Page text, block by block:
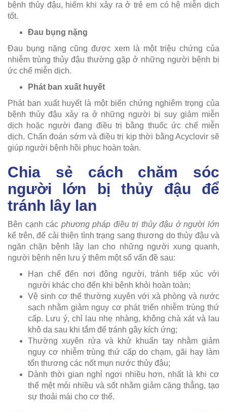
bệnh thủy đậu, hiếm khi xảy ra ở trẻ em có hệ miễn dịch
tốt.
Đau bụng nặng
Đau bụng nặng cũng được xem là một triệu chứng của
nhiễm trùng thủy đậu thường gặp ở những người bệnh bị
ức chế miễn dịch.
Phát ban xuất huyết
Phát ban xuất huyết là một biến chứng nghiêm trọng của
bệnh thủy đậu xảy ra ở những người bị suy giảm miễn
dịch hoặc người đang điều trị bằng thuốc ức chế miễn
dịch. Chẩn đoán sớm và điều trị kịp thời bằng Acyclovir sẽ
giúp người bệnh hồi phục hoàn toàn.
Chia sẻ cách chăm sóc
người lớn bị thủy đậu để
tránh lây lan
Bên cạnh các phương pháp điều trị thủy đậu ở người lớn
kể trên, để cải thiện tình trạng sang thương do thủy đậu và
ngăn chặn bệnh lây lan cho những người xung quanh,
người bệnh nên lưu ý thêm một số vấn đề sau:
Hạn chế đến nơi đông người, tránh tiếp xúc với
người khác cho đến khi bệnh khỏi hoàn toàn;
Vệ sinh cơ thể thường xuyên với xà phòng và nước
sạch nhằm giảm nguy cơ phát triển nhiễm trùng thứ
cấp. Lưu ý, chỉ lau nhẹ nhàng, không chà xát và lau
khô da sau khi tắm để tránh gây kích ứng;
Thường xuyên rửa và khử khuẩn tay nhằm giảm
nguy cơ nhiễm trùng thứ cấp do chạm, gãi hay làm
tổn thương các nốt mụn nước thủy đậu;
Dành thời gian nghỉ ngơi nhiều hơn, nhất là khi cơ
thể mệt mỏi nhiều và sốt nhằm giảm căng thẳng, tạo
sự thoải mái cho cơ thể.